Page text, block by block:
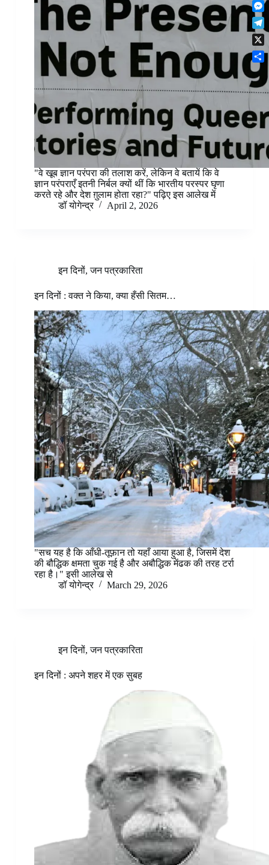
"वे खूब ज्ञान परंपरा की तलाश करें, लेकिन वे बतायें कि वे
ज्ञान परंपराएँ इतनी निर्बल क्यों थीं कि भारतीय परस्पर घृणा
करते रहे और देश ग़ुलाम होता रहा?" पढ़िए इस आलेख में
डॉ योगेन्द्र
April 2, 2026
इन दिनों,जन पत्रकारिता
इन दिनों : वक्त ने किया, क्या हँसी सितम…
"सच यह है कि आँधी-तूफ़ान तो यहाँ आया हुआ है, जिसमें देश
की बौद्धिक क्षमता चुक गई है और अबौद्धिक मेंढक की तरह टर्रा
रहा है।" इसी आलेख से
डॉ योगेन्द्र
March 29, 2026
इन दिनों,जन पत्रकारिता
इन दिनों : अपने शहर में एक सुबह
o
k
r
e
s
t
t
s
A
p
p
n
k
e
d
I
l
i
p
b
o
a
r
M
e
s
s
e
n
g
r
T
e
l
e
g
r
m
X
h
a
e